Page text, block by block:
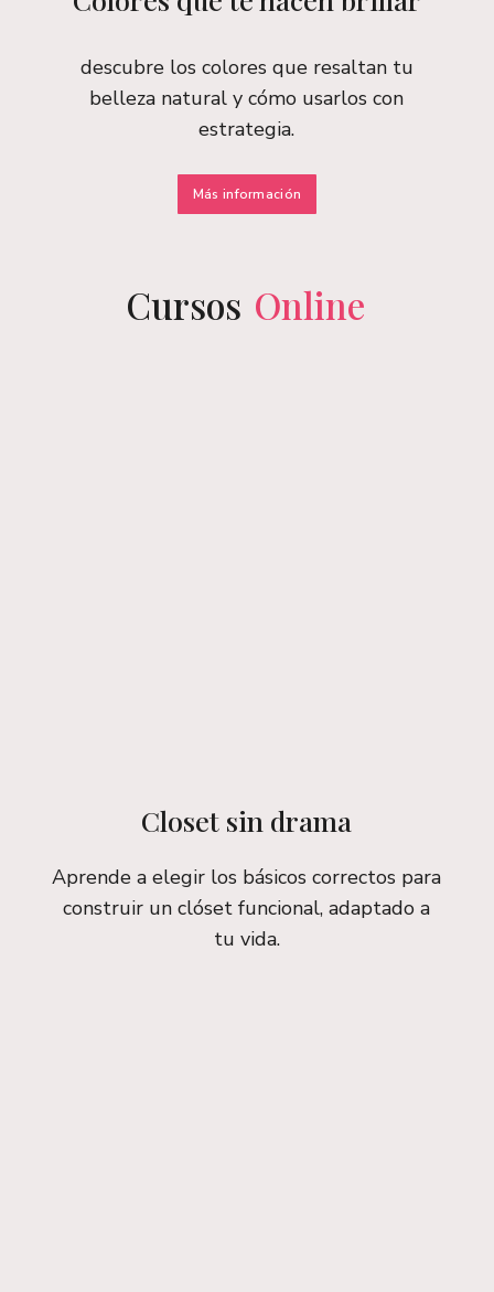
descubre los colores que resaltan tu
belleza natural y cómo usarlos con
estrategia.
Más información
Cursos Online
Closet sin drama
Aprende a elegir los básicos correctos para
construir un clóset funcional, adaptado a
tu vida.